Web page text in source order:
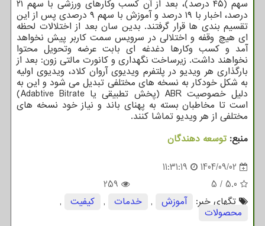
سهم (۴۵ درصد)، بعد از آن کسب وکارهای ورزشی با سهم ۲۱
درصد، اخبار با ۱۹ درصد و آموزش با سهم ۹ درصدی پس از این
تقسیم بندی ها قرار گرفتند. بدین سان بعد از اختلالات لحظه
ای هیچ وقفه و اختلالی در سرویس سمت کاربر پیش نخواهد
آمد و کسب وکارها دغدغه ای بابت عرضه وتحویل محتوا
نخواهند داشت. زیرساخت نگهداری و کانورت مالتی زون: بعد از
بارگذاری هر ویدیو در پلتفرم ویدیوی آروان کلاد، ویدیوی اولیه
به شکل خودکار به نسخه های مختلفی تبدیل می شود و این به
دلیل خصوصیت ABR (پخش تطبیقی یا Adabtive Bitrate)
است تا مخاطبان بسته به پهنای باند و نیاز خود نسخه های
مختلفی از هر ویدیو تماشا کنند.
منبع: توسعه دهندگان
1404/09/02
11:31:19
5.0
/
5
259
تگهای خبر:
آموزش , خدمات , كیفیت ,
محصولات